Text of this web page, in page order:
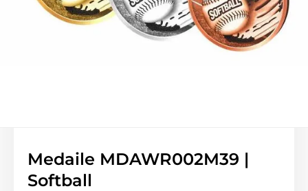
Medaile MDAWR002M39 |
Softball